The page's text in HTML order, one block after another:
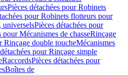
Pièces détachées pour Robinets
pour Robinets flotteurs pour
universelsPièces détachées pour
pour Mécanismes de chasseRinçage
Rinçage double toucheMécanismes
pour Rinçage simple
RaccordsPièces détachées pour
Boîtes de